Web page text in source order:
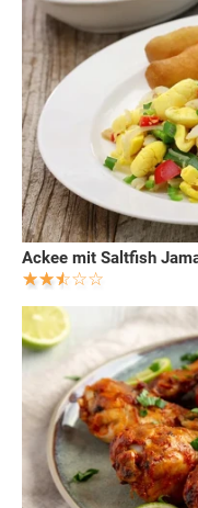
Ackee mit Saltfish